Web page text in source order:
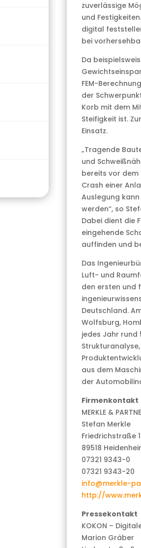
zuverlässige
und
digital
bei
Da
FEM-
der
Korb mit dem
Steifigkeit ist.
Einsatz.
„Tragende
und
bereits vor
Crash einer
Auslegung
werden“, so
Dabei dient die
eingehende
auffinden und
Das
Luft- und
den ersten und
Deutschland.
Wolfsburg,
jedes Jahr rund
aus dem
der
Firmenkontakt
MERKLE &
Stefan Merkle
Friedrichstraße 1
89518
07321 9343-0
07321 9343-20
info@merkle-
http://
Pressekontakt
KOKON –
Marion Gräber